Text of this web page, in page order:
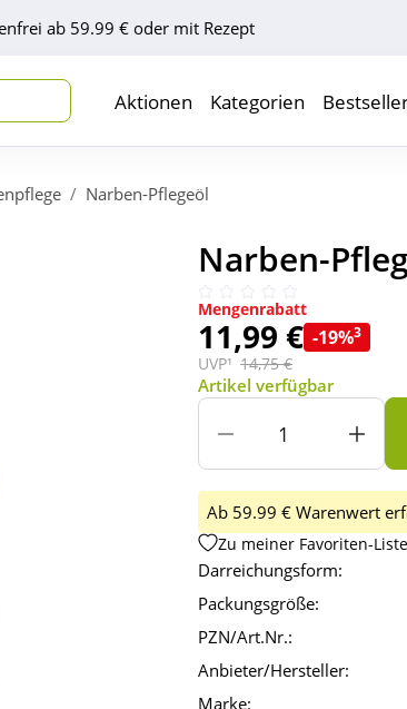
ab 59.99 € oder mit Rezept
Aktionen Kategorien
Narben-Pflegeöl
Narben-
Mengenrabatt
11,99 € -19%3
UVP¹ 14,75 €
Artikel verfügbar
Ab 59.99 € Warenwert
Zu meiner Favoriten-
Darreichungsform:
Packungsgröße:
PZN/Art.Nr.:
Anbieter/Hersteller:
Marke: